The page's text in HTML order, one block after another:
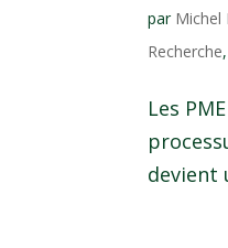
par Michel
Recherche,
Les
devient